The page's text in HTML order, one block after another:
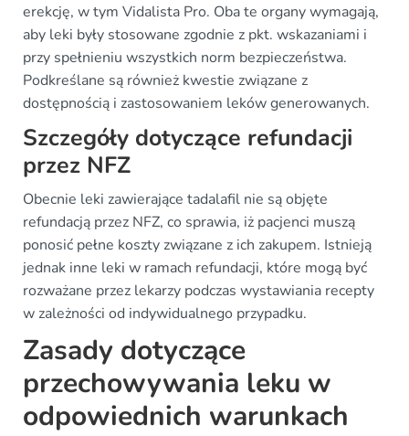
erekcję, w tym Vidalista Pro. Oba te organy wymagają,
aby leki były stosowane zgodnie z pkt. wskazaniami i
przy spełnieniu wszystkich norm bezpieczeństwa.
Podkreślane są również kwestie związane z
dostępnością i zastosowaniem leków generowanych.
Szczegóły dotyczące refundacji
przez NFZ
Obecnie leki zawierające tadalafil nie są objęte
refundacją przez NFZ, co sprawia, iż pacjenci muszą
ponosić pełne koszty związane z ich zakupem. Istnieją
jednak inne leki w ramach refundacji, które mogą być
rozważane przez lekarzy podczas wystawiania recepty
w zależności od indywidualnego przypadku.
Zasady dotyczące
przechowywania leku w
odpowiednich warunkach